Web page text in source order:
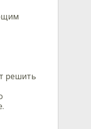
решить